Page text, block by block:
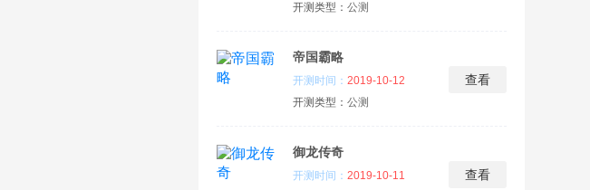
开测类型： 公测
帝国霸略
开测时间： 2019-10-12
开测类型： 公测
查看
御龙传奇
开测时间： 2019-10-11 查看